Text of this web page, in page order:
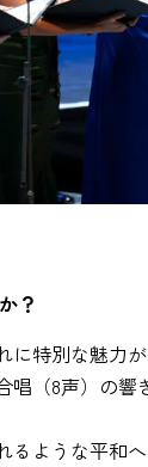
？
特別な魅力
（8声）の
ような平和へ